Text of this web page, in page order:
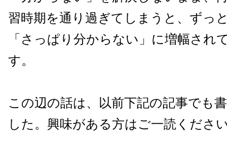
習時期を通り過ぎてしまうと、ずっ
「さっぱり分からない」に増幅され
す。
この辺の話は、以前下記の記事でも
した。興味がある方はご一読くださ